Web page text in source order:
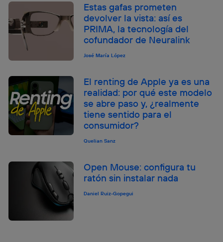
Estas gafas prometen
devolver la vista: así es
PRIMA, la tecnología del
cofundador de Neuralink
José María López
El renting de Apple ya es una
realidad: por qué este modelo
se abre paso y, ¿realmente
tiene sentido para el
consumidor?
Quelian Sanz
Open Mouse: configura tu
ratón sin instalar nada
Daniel Ruiz-Gopegui